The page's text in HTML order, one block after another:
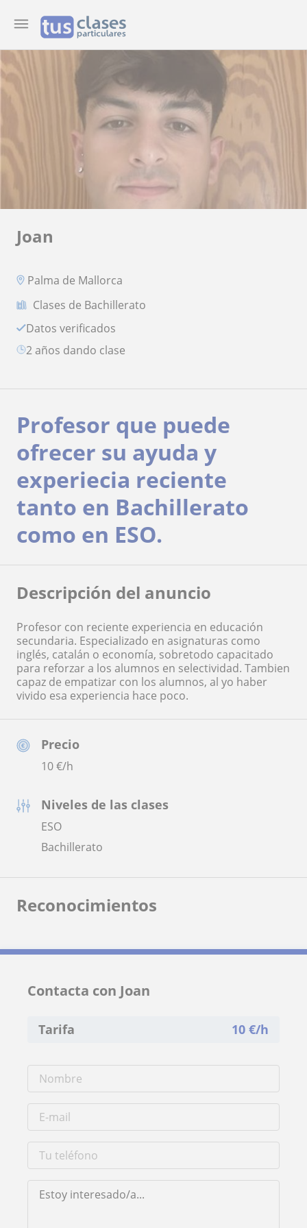
Joan
Palma de Mallorca
Clases de Bachillerato
Datos verificados
2 años dando clase
Precio
10€/h
Niveles de las clases
ESO
Bachillerato
Profesor que puede
ofrecer su ayuda y
experiecia reciente
tanto en Bachillerato
como en ESO.
Descripción del anuncio
Profesor con reciente experiencia en educación
secundaria. Especializado en asignaturas como
inglés, catalán o economía, sobretodo capacitado
para reforzar a los alumnos en selectividad. Tambien
capaz de empatizar con los alumnos, al yo haber
vivido esa experiencia hace poco.
Reconocimientos
Contacta con Joan
Tarifa 10 €/h